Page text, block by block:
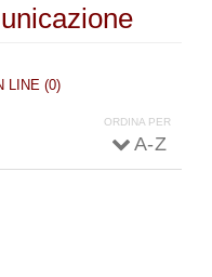
LINE (0)
ORDINA PER
A - Z